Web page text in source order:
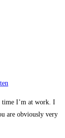
I’m at work. I
are obviously very